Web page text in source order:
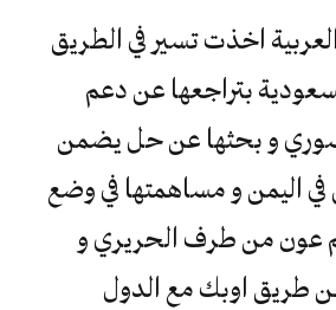
اخذت تسير في الطريق
بتراجعها عن دعم
و بحثها عن حل يضمن
في اليمن و مساهمتها في وضع
عون من طرف الحريري و
طريق اوبك مع الدول